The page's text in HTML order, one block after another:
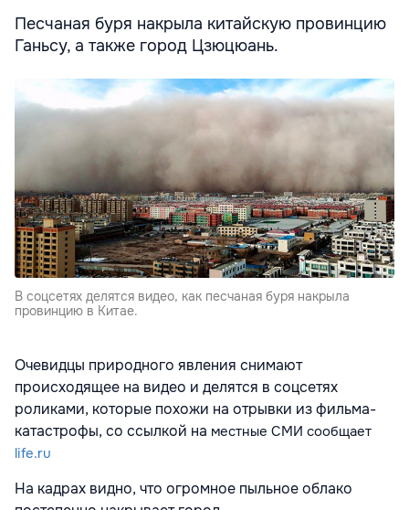
Песчаная буря накрыла китайскую провинцию
Ганьсу, а также город Цзюцюань.
В соцсетях делятся видео, как песчаная буря накрыла
провинцию в Китае.
Очевидцы природного явления снимают
происходящее на видео и делятся в соцсетях
роликами, которые похожи на отрывки из фильма-
катастрофы, со ссылкой на местные СМИ сообщает
life.ru
На кадрах видно, что огромное пыльное облако